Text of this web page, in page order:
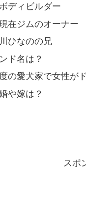
ディビルダー
在ジムのオーナー
ひなのの兄
ド名は？
の愛犬家で女性が
や嫁は？
スポ